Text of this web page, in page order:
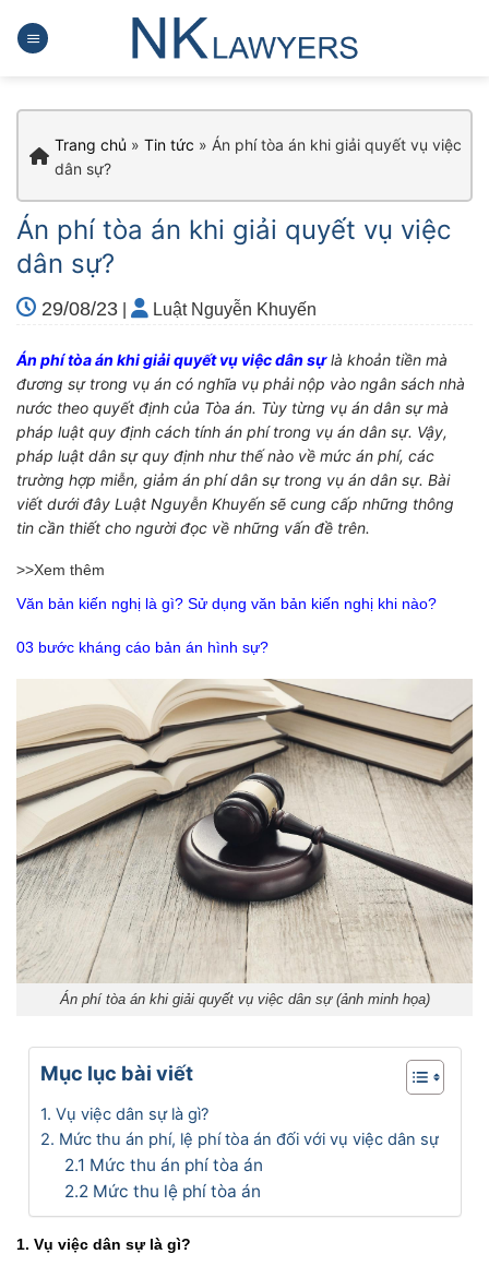
content
Trang chủ » Tin tức » Án phí tòa án khi giải quyết vụ việc
dân sự?
Án phí tòa án khi giải quyết vụ việc
dân sự?
29/08/23 Luật Nguyễn Khuyến
Án phí tòa án khi giải quyết vụ việc dân sựlà khoản tiền mà
đương sự trong vụ án có nghĩa vụ phải nộp vào ngân sách nhà
nước theo quyết định của Tòa án. Tùy từng vụ án dân sự mà
pháp luật quy định cách tính án phí trong vụ án dân sự. Vậy,
pháp luật dân sự quy định như thế nào về mức án phí, các
trường hợp miễn, giảm án phí dân sự trong vụ án dân sự. Bài
viết dưới đây Luật Nguyễn Khuyến sẽ cung cấp những thông
tin cần thiết cho người đọc về những vấn đề trên.
>>Xem thêm
Văn bản kiến nghị là gì? Sử dụng văn bản kiến nghị khi nào?
03 bước kháng cáo bản án hình sự?
Án phí tòa án khi giải quyết vụ việc dân sự (ảnh minh họa)
Mục lục bài viết
1. Vụ việc dân sự là gì?
2. Mức thu án phí, lệ phí tòa án đối với vụ việc dân sự
2.1 Mức thu án phí tòa án
2.2 Mức thu lệ phí tòa án
1. Vụ việc dân sự là gì?